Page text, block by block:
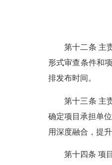
第十二条 主责
形式审查条件和
排发布时间。
第十三条 主责
确定项目承担单
用深度融合，提
第十四条 项目